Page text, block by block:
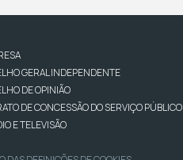
GERAL INDEPENDENTE
DE OPINIÃO
DE CONCESSÃO DO SERVIÇO PÚBLICO
E TELEVISÃO